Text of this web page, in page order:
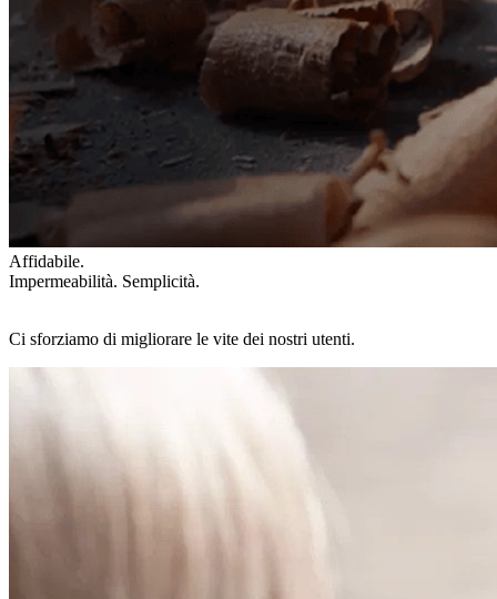
Affidabile.
Impermeabilità. Semplicità.
Ci sforziamo di migliorare le vite dei nostri utenti.